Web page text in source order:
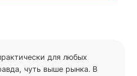
для любых
чуть выше рынка. В